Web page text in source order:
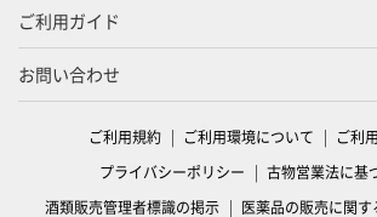
ご利用ガイド
お問い合わせ
ご利用規約 ご利用環境について
ご利
プライバシーポリシー
古物営業法に基
酒類販売管理者標識の掲示
医薬品の販売に関す